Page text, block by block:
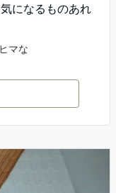
になるものあれ
マな